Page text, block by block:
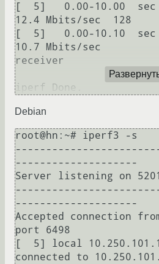
[  5]   0.00-10.00  sec
12.4 Mbits/sec  128
[  5]   0.00-10.10  sec
10.7 Mbits/sec
receiver
Debian
root@hn:~# iperf3 -s
--------------------
Server listening on
--------------------
Accepted connection
port 6498
[  5] local
connected to